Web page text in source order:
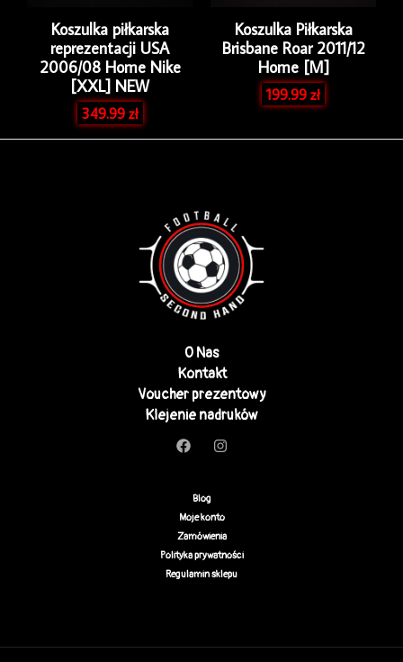
Koszulka piłkarska
reprezentacji USA
2006/08 Home Nike
[XXL] NEW
349.99zł
Koszulka Piłkarska
Brisbane Roar 2011/12
Home [M]
199.99zł
O Nas
Kontakt
Voucher prezentowy
Klejenie nadruków
Blog
Moje konto
Zamówienia
Polityka prywatności
Regulamin sklepu